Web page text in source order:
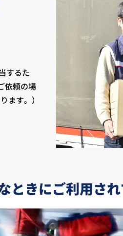
するた
依頼の場
ます。）
ときにご利用さ